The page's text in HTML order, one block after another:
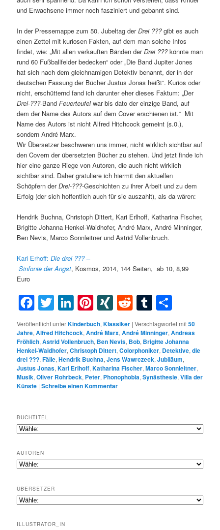
und Erwachsene immer noch fasziniert und gebannt sind.
In der Pressemappe zum 50. Jubeltag derDrei ???gibt es auch
einen Zettel mit kuriosen Fakten, auf dem man solche Infos
findet, wie: „Mit allen verkauften Bänden derDrei ???könnte man
rund 60 Fußballfelder bedecken“ oder „Die Band Jupiter Jones
hat sich nach dem gleichnamigen Detektiv benannt, der in der
deutschen Fassung der Bücher Justus Jonas heißt“. Kurios oder
nicht, erschütternd fand ich darunter eher dieses Faktum: „Der
Drei-???-BandFeuerteufelwar bis dato der einzige Band, auf
dem der Name des Autors auf dem Cover erschienen ist.“ Mit
Name des Autors ist nicht Alfred Hitchcock gemeint (s.0.),
sondern André Marx.
Wir Übersetzer beschweren uns immer, nicht wirklich sichtbar auf
den Covern der übersetzten Bücher zu stehen. Und jetzt finde ich
hier eine ganze Riege von Autoren, die auch nicht wirklich
sichtbar sind. Daher gratuliere ich hiermit den aktuellen
Schöpfern derDrei-???-Geschichten zu ihrer Arbeit und zu dem
Erfolg (der sich hoffentlich auch für sie auszahlt), als da wären:
Hendrik Buchna, Christoph Dittert, Kari Erlhoff, Katharina Fischer,
Brigitte Johanna Henkel-Waidhofer, André Marx, André Minninger,
Ben Nevis, Marco Sonnleitner und Astrid Vollenbruch.
Kari Erhoff:Die drei ??? –
Sinfonie der Angst, Kosmos, 2014, 144 Seiten, ab 10, 8,99
Euro
Facebook
Twitter
LinkedIn
Pinterest
XINGRedditTumblr
Veröffentlicht unterKinderbuch,Klassiker |Verschlagwortet mit50
Jahre,Alfred Hitchcock,André Marx,André Minninger,Andreas
Fröhlich,Astrid Vollenbruch, Ben Nevis, Bob, Brigitte Johanna
Henkel-Waidhofer,Christoph Dittert,Colorphoniker, Detektive,die
drei ???,Fälle,Hendrik Buchna,Jens Wawrczeck,Jubiläum,
Justus Jonas,Kari Erlhoff,Katharina Fischer,Marco Sonnleitner,
Musik,Oliver Rohrbeck, Peter, Phonophobia,Synästhesie,Villa der
Künste |Schreibe einen Kommentar
BUCHTITEL
AUTOREN
ÜBERSETZER
ILLUSTRATOR_IN